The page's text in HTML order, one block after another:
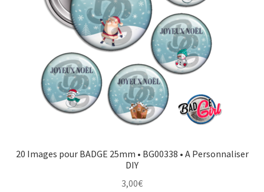
20 Images pour BADGE 25mm • BG00338 • A Personnaliser
DIY
3,00€